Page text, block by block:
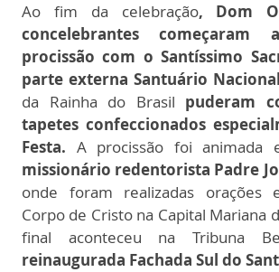
Ao fim da celebração, Dom
concelebrantes começaram
procissão com o Santíssimo
parte externa Santuário Nacional
da Rainha do Brasil puderam
tapetes confeccionados
Festa. A procissão foi animada
missionário redentorista Padre
onde foram realizadas orações
Corpo de Cristo na Capital Mariana
final aconteceu na Tribuna
reinaugurada Fachada Sul do